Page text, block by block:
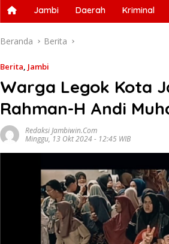
Jambi Daerah Kriminal
Beranda Berita
Berita, Jambi
Warga Legok Kota
Rahman-H Andi
Redaksi Jambiwin.com
Minggu, 13 Okt 2024 - 12:45 WIB